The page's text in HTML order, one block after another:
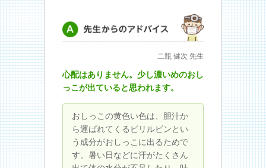
先生からのアドバイス二瓶 健次 先生
心配はありません。少し濃いめのおし
っこが出ていると思われます。
おしっこの黄色い色は、胆汁か
ら運ばれてくるビリルビンとい
う成分がおしっこに出るためで
す。暑い日などに汗がたくさん